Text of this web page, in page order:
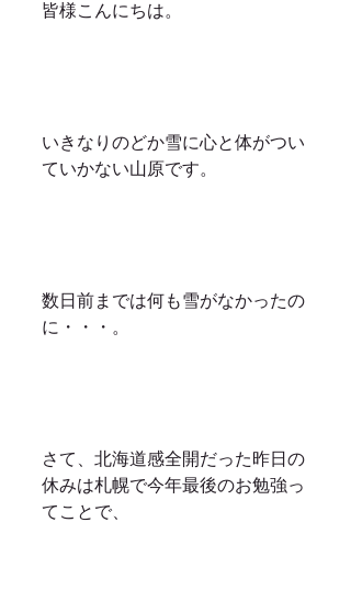
皆様こんにちは。
いきなりのどか雪に心と体がつい
ていかない山原です。
数日前までは何も雪がなかったの
に・・・。
さて、北海道感全開だった昨日の
休みは札幌で今年最後のお勉強っ
てことで、